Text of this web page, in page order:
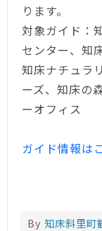
ります。
対象ガイド：
センター、知
知床ナチュラ
ーズ、知床の
ーオフィス
ガイド情報は
By 知床斜里町